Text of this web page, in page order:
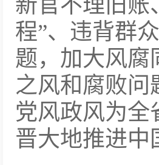
新官不理旧账
程”、违背群
题，加大风腐
之风和腐败问
党风政风为全
晋大地推进中